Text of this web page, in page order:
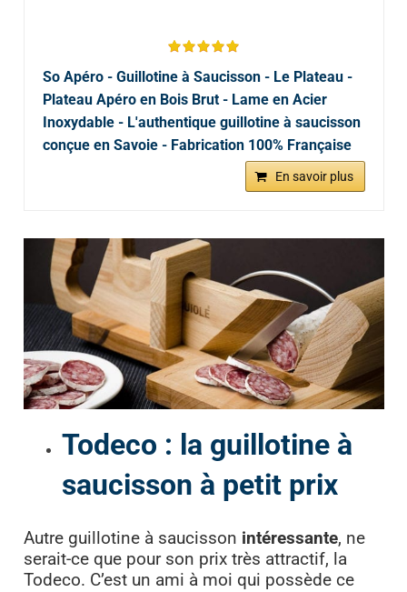
So Apéro - Guillotine à Saucisson - Le Plateau -
Plateau Apéro en Bois Brut - Lame en Acier
Inoxydable - L'authentique guillotine à saucisson
conçue en Savoie - Fabrication 100% Française
En savoir plus
Todeco : la guillotine à
saucisson à petit prix
Autre guillotine à saucisson intéressante, ne
serait-ce que pour son prix très attractif, la
Todeco. C’est un ami à moi qui possède ce